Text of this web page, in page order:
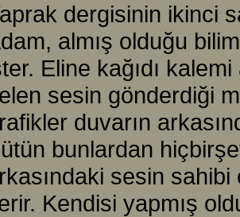
dergisinin ikinci
almış olduğu
Eline kağıdı
sesin gönderdiği
duvarın
bunlardan
sesin sahibi
Kendisi yapmış